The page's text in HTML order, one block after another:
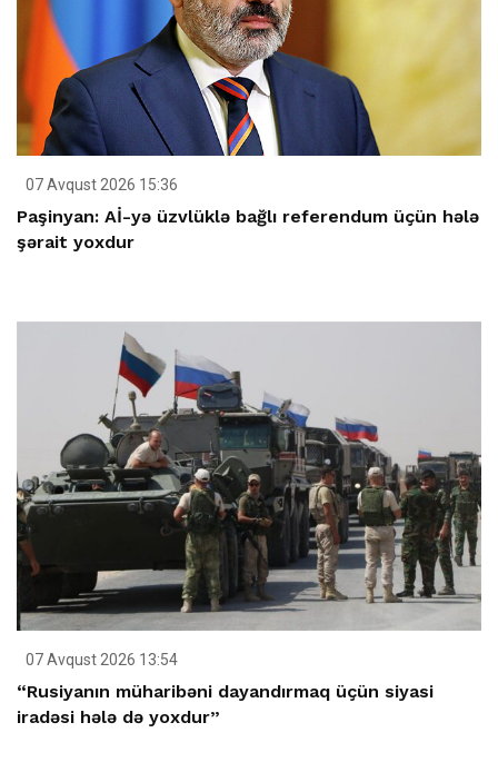
07 Avqust 2026 15:36
Paşinyan: Aİ-yə üzvlüklə bağlı referendum üçün hələ
şərait yoxdur
07 Avqust 2026 13:54
“Rusiyanın müharibəni dayandırmaq üçün siyasi
iradəsi hələ də yoxdur”